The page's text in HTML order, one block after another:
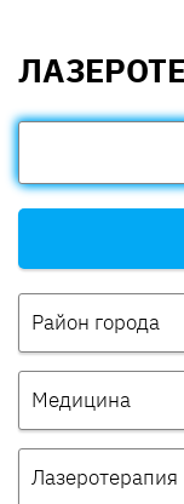
Район города
Медицина
Лазеротерапия